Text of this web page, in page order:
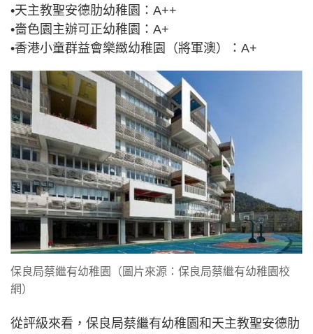
•天主教聖安德肋幼稚園：A++
•嗇色園主辦可正幼稚園：A+
•香港小童群益會樂緻幼稚園（將軍澳）：A+
保良局蔡繼有幼稚園（圖片來源：保良局蔡繼有幼稚園校
網）
從評級來看，保良局蔡繼有幼稚園和天主教聖安德肋